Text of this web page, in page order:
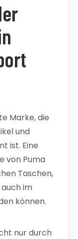
Marke, die
und
ist. Eine
von Puma
Taschen,
im
können.
nur durch